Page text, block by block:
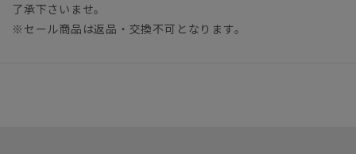
了承下さいませ。
※セール商品は返品・交換不可となります。